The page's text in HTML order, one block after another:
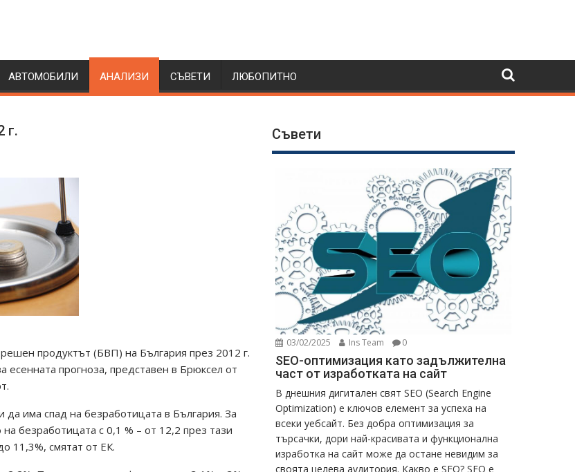
АВТОМОБИЛИ АНАЛИЗИ СЪВЕТИ ЛЮБОПИТНО
г.
продуктът (БВП) на България през 2012 г.
есенната прогноза, представен в Брюксел от
има спад на безработицата в България. За
безработицата с 0,1 % – от 12,2 през тази
11,3%, смятат от ЕК.
Съвети
03/02/2025 Ins Team 0
SEO-оптимизация като задължителна
част от изработката на сайт
В днешния дигитален свят SEO (Search Engine
Optimization) е ключов елемент за успеха на
всеки уебсайт. Без добра оптимизация за
търсачки, дори най-красивата и функционална
изработка на сайт може да остане невидим за
своята целева аудитория. Какво е SEO? SEO е